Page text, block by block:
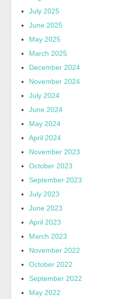
July 2025
June 2025
May 2025
March 2025
December 2024
November 2024
July 2024
June 2024
May 2024
April 2024
November 2023
October 2023
September 2023
July 2023
June 2023
April 2023
March 2023
November 2022
October 2022
September 2022
May 2022